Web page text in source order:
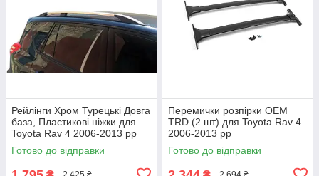
Рейлінги Хром Турецькі Довга
база, Пластикові ніжки для
Toyota Rav 4 2006-2013 рр
Готово до відправки
Перемички розпірки ОЕМ
TRD (2 шт) для Toyota Rav 4
2006-2013 рр
Готово до відправки